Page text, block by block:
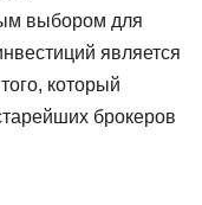
выбором для
является
который
брокеров